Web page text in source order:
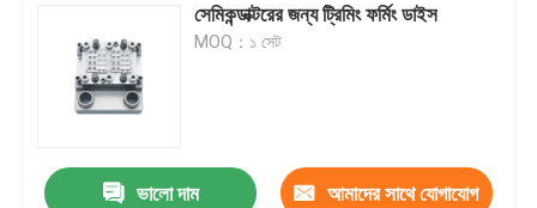
সেমিকন্ডাক্টরের জন্য ট্রিমিং ফর্মিং ডাইস
MOQ：১ সেট
ভালো দাম আমাদের সাথে যোগাযোগ